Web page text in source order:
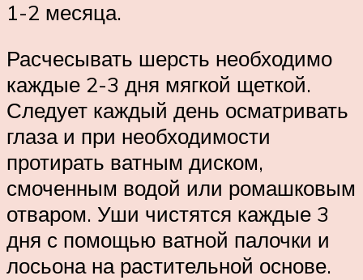
1-2 месяца.
Расчесывать шерсть необходимо
каждые 2-3 дня мягкой щеткой.
Следует каждый день осматривать
глаза и при необходимости
протирать ватным диском,
смоченным водой или ромашковым
отваром. Уши чистятся каждые 3
дня с помощью ватной палочки и
лосьона на растительной основе.